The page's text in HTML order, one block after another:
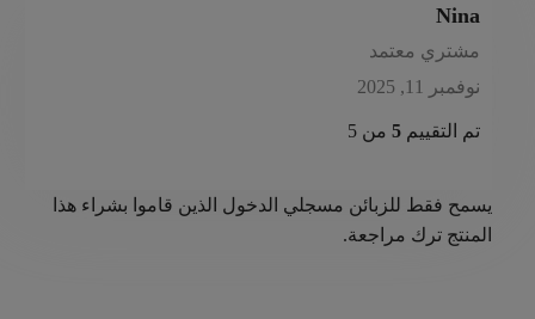
Nina
مشتري معتمد
نوفمبر 11, 2025
تم التقييم 5من 5
يسمح فقط للزبائن مسجلي الدخول الذين قاموا بشراء هذا
المنتج ترك مراجعة.